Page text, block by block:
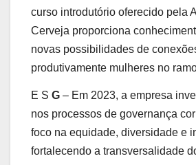
curso introdutório oferecido pela
Cerveja proporciona
novas possibilidades de
produtivamente mulheres no
E S G – Em 2023, a empresa
nos processos de governança
foco na equidade, diversidade e
fortalecendo a transversalidade